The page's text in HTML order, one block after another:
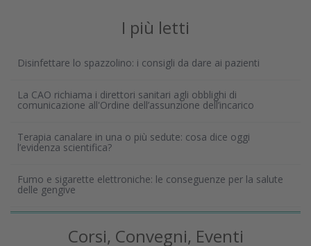
I più letti
Disinfettare lo spazzolino: i consigli da dare ai pazienti
La CAO richiama i direttori sanitari agli obblighi di
comunicazione all'Ordine dell’assunzione dell’incarico
Terapia canalare in una o più sedute: cosa dice oggi
l’evidenza scientifica?
Fumo e sigarette elettroniche: le conseguenze per la salute
delle gengive
Corsi, Convegni, Eventi